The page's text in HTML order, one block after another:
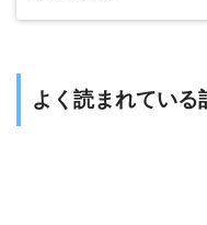
よく読まれている